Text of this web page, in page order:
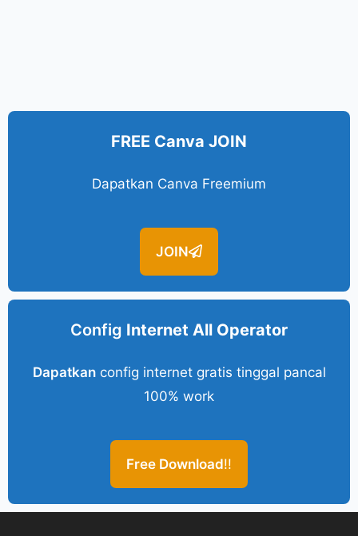
FREE Canva JOIN
Dapatkan Canva Freemium
JOIN
Config Internet All Operator
Dapatkanconfig internet gratis tinggal pancal
100% work
Free Download!!